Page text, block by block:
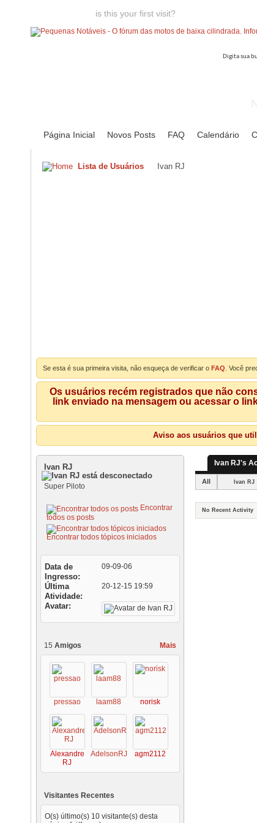
is this your first visit?
Página Inicial Novos Posts FAQ Calendário
Lista de Usuários Ivan RJ
Se esta é sua primeira visita, não esqueça de verificar o FAQ . Você
Os usuários recém registrados que não
link enviado na mensagem ou acessar o
Aviso aos usuários que
Ivan RJ
Super Piloto
Encontrar
todos os posts
Encontrar todos tópicos iniciados
Data de
Ingresso
09-09-06
Última
Atividade
20-12-15 19:59
Avatar
Mais
15 Amigos
pressao laam88 norisk
Alexandre
RJ
AdelsonRJ agm2112
Visitantes Recentes
O(s) último(s) 10 visitante(s) desta
Ivan RJ's
All Ivan RJ
No Recent Activity